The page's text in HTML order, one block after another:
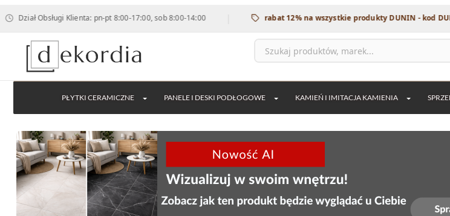
Obsługi Klienta: pn-pt 8:00-17:00, sob 8:00-14:00 | rabat 12% na wszystkie produkty DUNIN - kod DUNIN12
PŁYTKI CERAMICZNE PANELE I DESKI PODŁOGOWE KAMIEŃ I IMITACJA KAMIENIA